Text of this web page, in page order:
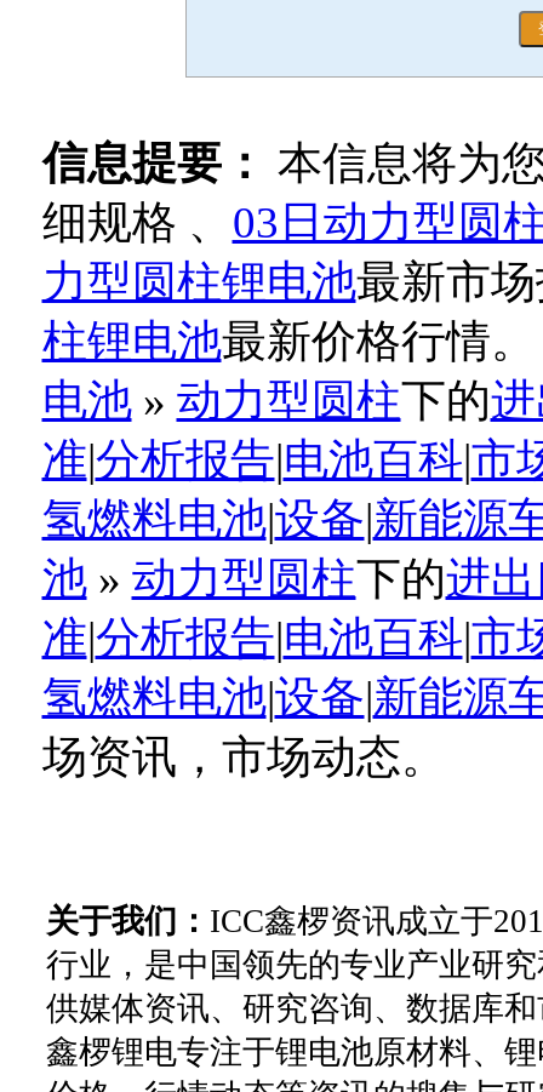
信息提要： 本信息将为
细规格 、 03日动力型圆
力型圆柱锂电池最新市
柱锂电池最新价格行情
电池» 动力型圆柱下的
准|分析报告|电池百科|市
氢燃料电池|设备|新能源
池» 动力型圆柱下的进
准|分析报告|电池百科|市
氢燃料电池|设备|新能源
场资讯，市场动态。
关于我们： ICC鑫椤资讯成立于
行业，是中国领先的专业产业研
供媒体资讯、研究咨询、数据库
鑫椤锂电专注于锂电池原材料、